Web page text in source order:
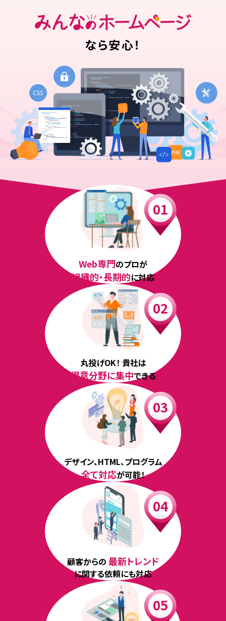
なら安心！
Web専門のプロが
組織的・長期的に対応
丸投げOK！ 貴社は
得意分野に集中できる
デザイン、HTML、プログラム
全て対応が可能！
顧客からの 最新トレンド
に関する依頼にも対応